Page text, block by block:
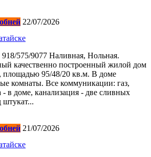
22/07/2026
918/575/9077 Наливная, Нольная.
качественно построенный жилой дом
площадью 95/48/20 кв.м. В доме
комнаты. Все коммуникации: газ,
- в доме, канализация - две сливных
21/07/2026